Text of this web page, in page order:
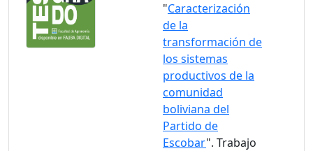
"Caracterización
de la
transformación de
los sistemas
productivos de la
comunidad
boliviana del
Partido de
Escobar". Trabajo